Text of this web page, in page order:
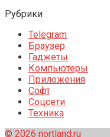
Рубрики
Telegram
Браузер
Гаджеты
Компьютеры
Приложения
Софт
Соцсети
Техника
© 2026 nortland.ru